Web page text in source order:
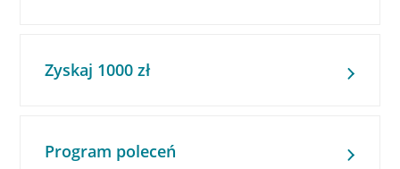
Zyskaj 1000 zł
Program poleceń